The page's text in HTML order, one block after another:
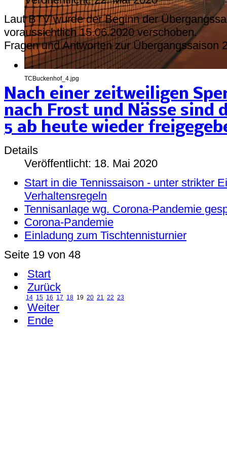
TCBuckenhof_4.jpg
Laut BTV wurde der Beginn der
voraussichtlich 15.06.2020 verschoben.
Fragen und Antworten zur Übergangssaison
Nach einer zeitweiligen
nach Frost und Nässe sind
5 ab heute wieder
Details
Veröffentlicht: 18. Mai 2020
Start in die Tennissaison - unter strikter
Verhaltensregeln
Tennisanlage wg. Corona-Pandemie
Corona-Pandemie
Einladung zum Tischtennisturnier
Seite 19 von 48
Start
Zurück
14 15 16 17 18 19 20 21 22 23
Weiter
Ende